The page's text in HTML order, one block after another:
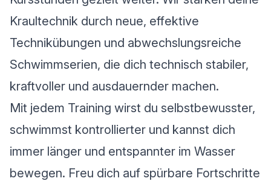
Kraultechnik durch neue, effektive
Technikübungen und abwechslungsreiche
Schwimmserien, die dich technisch stabiler,
kraftvoller und ausdauernder machen.
Mit jedem Training wirst du selbstbewusster,
schwimmst kontrollierter und kannst dich
immer länger und entspannter im Wasser
bewegen. Freu dich auf spürbare Fortschritte